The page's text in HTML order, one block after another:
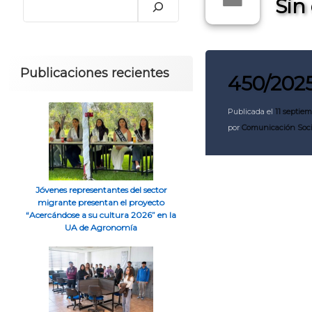
Sin
450/
Publicada el11
porComunicación
Deja un
Publicaciones recientes
Jóvenes representantes del sector
migrante presentan el proyecto
“Acercándose a su cultura 2026” en la
UA de Agronomía